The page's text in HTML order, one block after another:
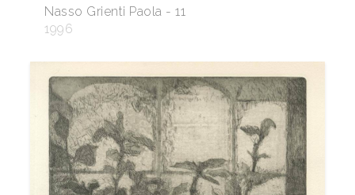
Nasso Grienti Paola - 11
1996